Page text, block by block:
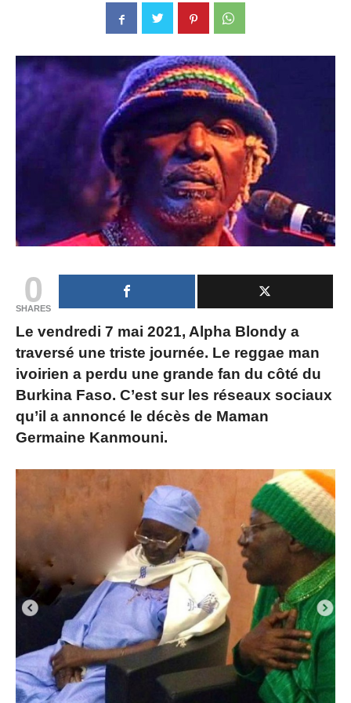
0
SHARES
Le vendredi 7 mai 2021, Alpha Blondy a
traversé une triste journée. Le reggae man
ivoirien a perdu une grande fan du côté du
Burkina Faso. C’est sur les réseaux sociaux
qu’il a annoncé le décès de Maman
Germaine Kanmouni.